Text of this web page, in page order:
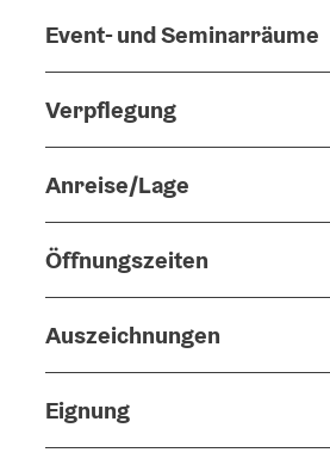
Event- und Seminarräume
Verpflegung
Anreise/Lage
Öffnungszeiten
Auszeichnungen
Eignung